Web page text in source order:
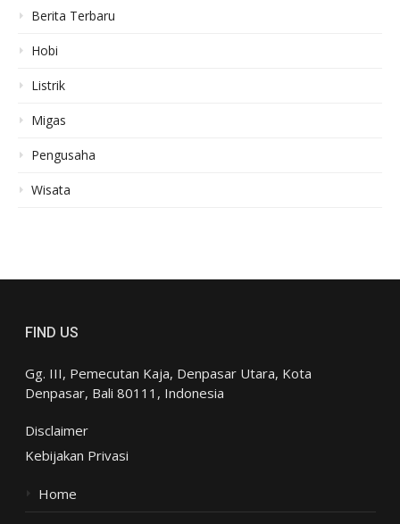
Berita Terbaru
Hobi
Listrik
Migas
Pengusaha
Wisata
FIND US
Gg. III, Pemecutan Kaja, Denpasar Utara, Kota
Denpasar, Bali 80111, Indonesia
Disclaimer
Kebijakan Privasi
Home